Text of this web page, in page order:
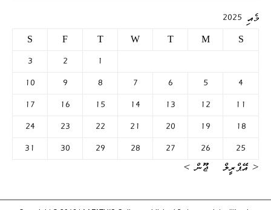
މެއި 2025
S
M
T
W
T
F
S
1
2
3
4
5
6
7
8
9
10
11
12
13
14
15
16
17
18
19
20
21
22
23
24
25
26
27
28
29
30
31
« އޭޕްރީލް
ޖޫން »